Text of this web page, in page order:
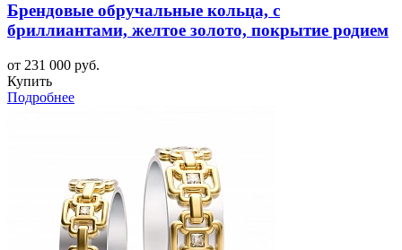
Брендовые обручальные кольца, с
бриллиантами, желтое золото, покрытие родием
от 231 000 руб.
Купить
Подробнее